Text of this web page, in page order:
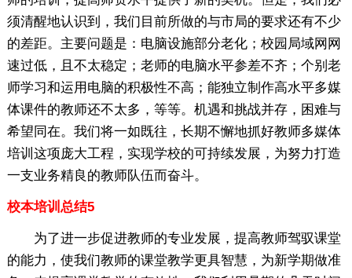
须清醒地认识到，我们目前所做的与市局的要求还有不少
的差距。主要问题是：电脑设施部分老化；校园局域网网
速过低，且不太稳定；老师的电脑水平参差不齐；个别老
师学习和运用电脑的积极性不高；能独立制作高水平多媒
体课件的教师还不太多，等等。机遇和挑战并存，困难与
希望同在。我们将一如既往，长期不懈地抓好教师多媒体
培训这项庞大工程，实现学校的可持续发展，为努力打造
一支业务精良的教师队伍而奋斗。
校本培训总结5
为了进一步促进教师的专业发展，提高教师驾驭课堂
的能力，使我们教师的课堂教学更具智慧，为新学期做准